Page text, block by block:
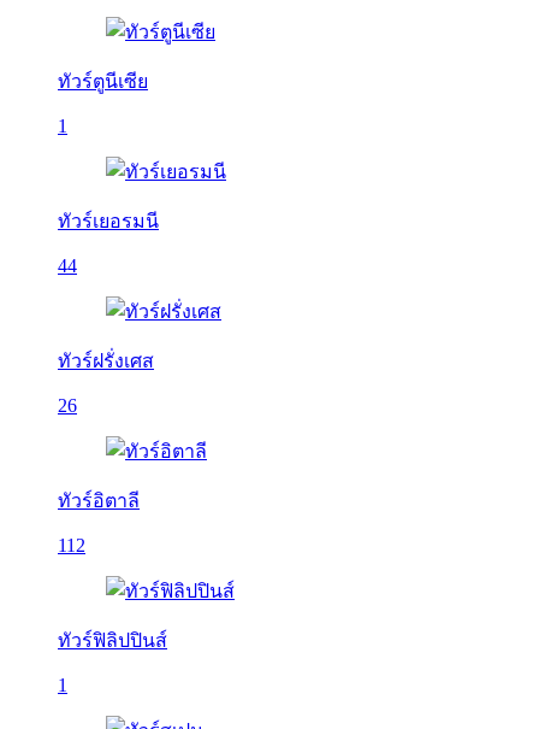
ทัวร์ตูนีเซีย
1
ทัวร์เยอรมนี
44
ทัวร์ฝรั่งเศส
26
ทัวร์อิตาลี
112
ทัวร์ฟิลิปปินส์
1